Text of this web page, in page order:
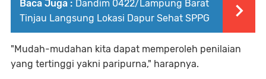
Baca Juga : Dandim 0422/Lampung Barat
Tinjau Langsung Lokasi Dapur Sehat SPPG
"Mudah-mudahan kita dapat memperoleh penilaian
yang tertinggi yakni paripurna," harapnya.